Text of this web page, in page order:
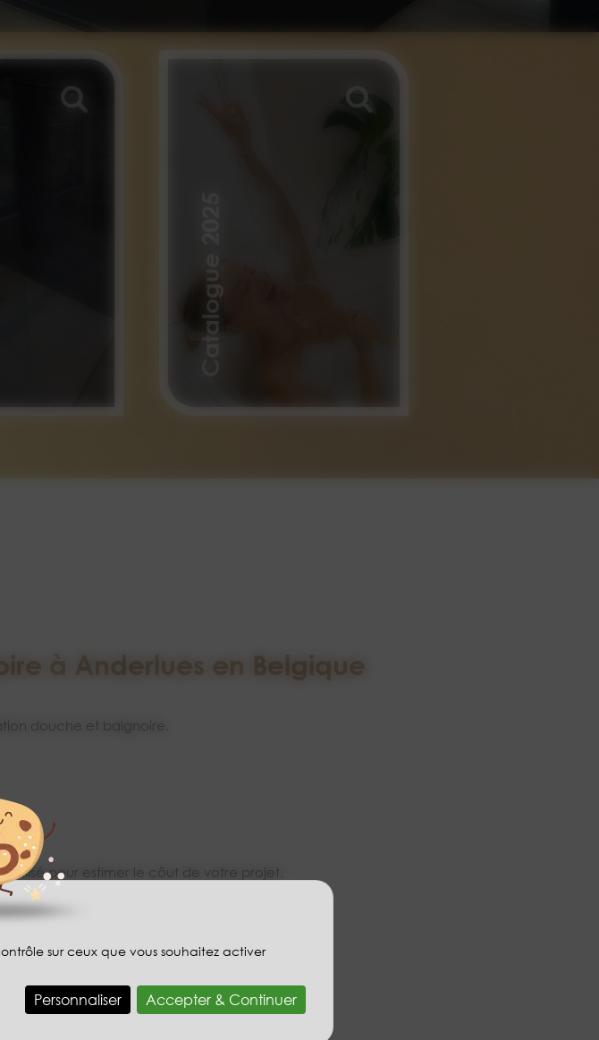
sur ceux que vous souhaitez activer
Accepter & Continuer
Personnaliser
Catalogue 2025
à Anderlues en Belgique
douche et baignoire.
pour estimer le côut de votre projet.